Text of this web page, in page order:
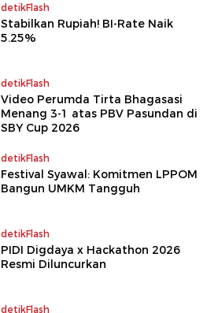
detikFlash
Stabilkan Rupiah! BI-Rate Naik
5.25%
detikFlash
Video Perumda Tirta Bhagasasi
Menang 3-1 atas PBV Pasundan di
SBY Cup 2026
detikFlash
Festival Syawal: Komitmen LPPOM
Bangun UMKM Tangguh
detikFlash
PIDI Digdaya x Hackathon 2026
Resmi Diluncurkan
detikFlash